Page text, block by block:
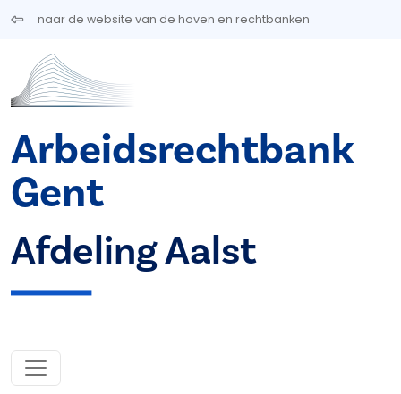
Overslaan en naar de inhoud gaan
naar de website van de hoven en rechtbanken
Arbeidsrechtbank
Gent
Afdeling Aalst